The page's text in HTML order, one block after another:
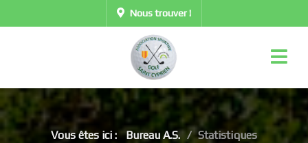
Nous trouver !
Vous êtes ici : Bureau A.S. Statistiques